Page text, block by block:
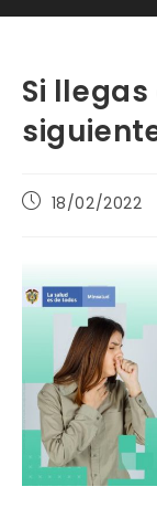
Si
Publicación
18/02/2022